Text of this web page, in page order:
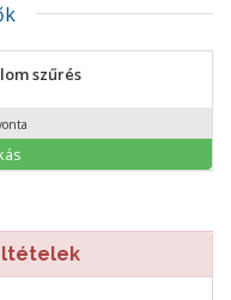
szűrés